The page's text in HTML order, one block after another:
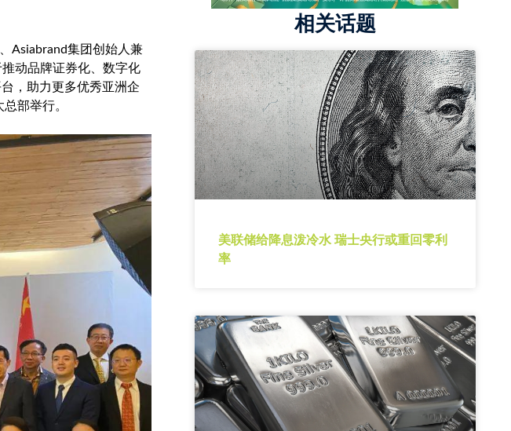
Asiabrand集团创始人兼
动品牌证券化、数字化
，助力更多优秀亚洲企
部举行。
相关话题
美联储给降息泼冷水 瑞士央行或重回零利
率